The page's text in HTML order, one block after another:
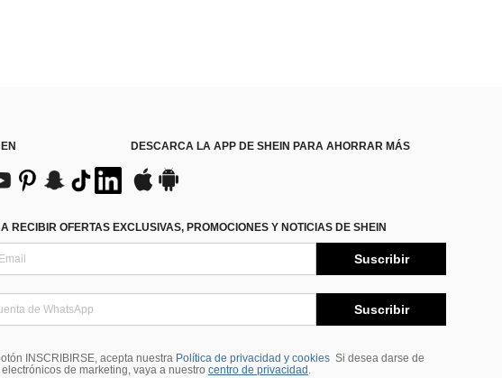
DESCARCA LA APP DE SHEIN PARA AHORRAR MÁS
RECIBIR OFERTAS EXCLUSIVAS, PROMOCIONES Y NOTICIAS DE SHEIN
Suscribir
Suscribir
INSCRIBIRSE, acepta nuestra Política de privacidad y cookies Si desea darse de
de marketing, vaya a nuestro centro de privacidad .